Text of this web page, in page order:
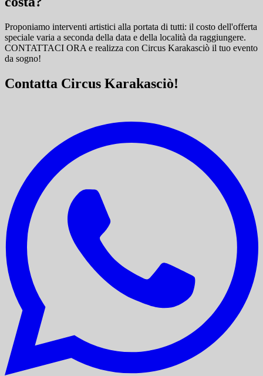
Proponiamo interventi artistici alla portata di tutti: il costo dell'offerta
speciale varia a seconda della data e della località da raggiungere.
CONTATTACI ORA e realizza con Circus Karakasciò il tuo evento
da sogno!
Contatta Circus Karakasciò!